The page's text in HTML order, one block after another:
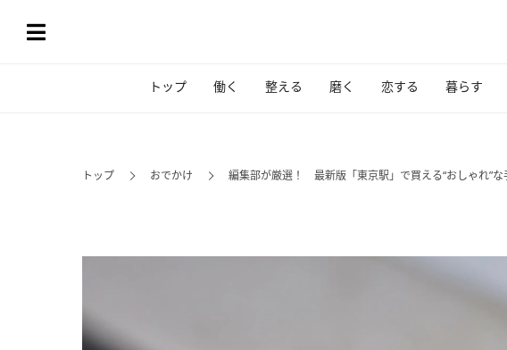
トップ 働く 整える 磨く 恋する 暮らす
トップ おでかけ 編集部が厳選！ 最新版「東京駅」で買える“おしゃれ”な